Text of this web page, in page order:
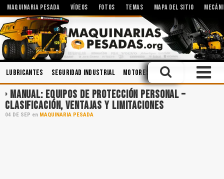
MAQUINARIA PESADA VÍDEOS FOTOS TEMAS MAPA DEL SITIO
Lubricantes Seguridad Industrial Motores Operación
MANUAL: EQUIPOS DE PROTECCIÓN PERSONAL –
CLASIFICACIÓN, VENTAJAS Y LIMITACIONES
04 DE SEP en MAQUINARIA PESADA